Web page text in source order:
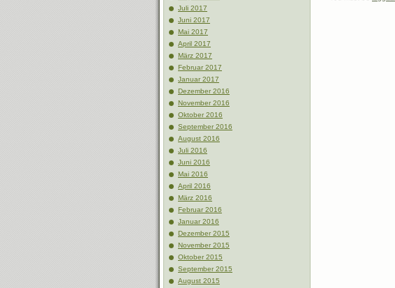
Juli 2017
Juni 2017
Mai 2017
April 2017
März 2017
Februar 2017
Januar 2017
Dezember 2016
November 2016
Oktober 2016
September 2016
August 2016
Juli 2016
Juni 2016
Mai 2016
April 2016
März 2016
Februar 2016
Januar 2016
Dezember 2015
November 2015
Oktober 2015
September 2015
August 2015